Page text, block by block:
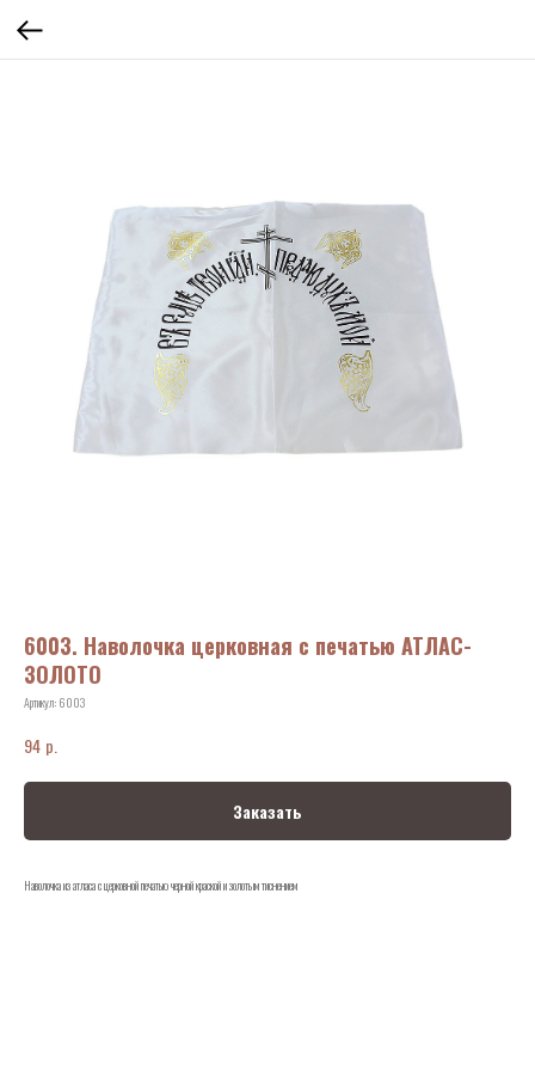
6003. Наволочка церковная с печатью АТЛАС-
ЗОЛОТО
Артикул: 6003
94 р.
Заказать
Наволочка из атласа с церковной печатью черной краской и золотым тиснением